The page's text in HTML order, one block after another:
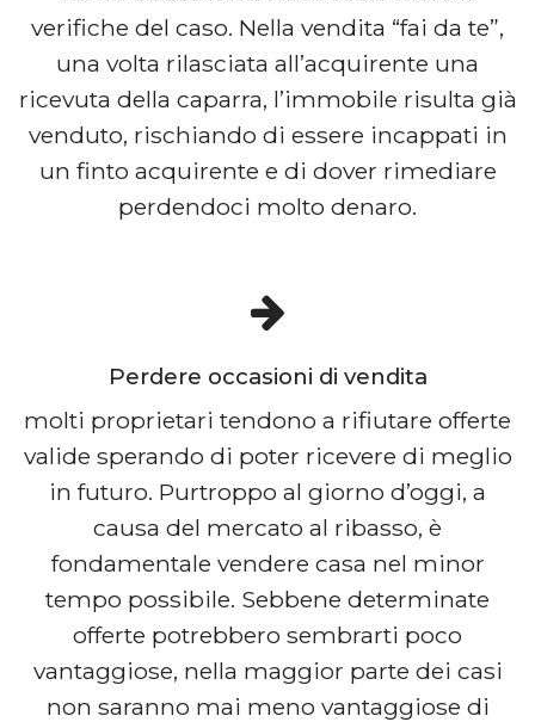
verifiche del caso. Nella vendita “fai da te”,
una volta rilasciata all’acquirente una
ricevuta della caparra, l’immobile risulta già
venduto, rischiando di essere incappati in
un finto acquirente e di dover rimediare
perdendoci molto denaro.
Perdere occasioni di vendita
molti proprietari tendono a rifiutare offerte
valide sperando di poter ricevere di meglio
in futuro. Purtroppo al giorno d’oggi, a
causa del mercato al ribasso, è
fondamentale vendere casa nel minor
tempo possibile. Sebbene determinate
offerte potrebbero sembrarti poco
vantaggiose, nella maggior parte dei casi
non saranno mai meno vantaggiose di